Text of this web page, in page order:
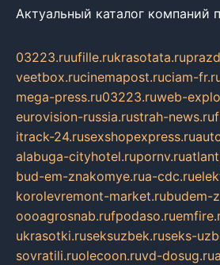
Актуальный каталог компаний
03223.ruufille.rukrasotata.ru
veetbox.rucinemapost.ruciam-
mega-press.ru03223.ruweb-
eurovision-russia.rustrah-news.ru
itrack-24.rusexshopexpress.ru
alabuga-cityhotel.rupornv.ru
bud-em-znakomye.rua-cdc.ru
korolevremont-market.rubudem-
oooagrosnab.rufpodaso.ru
ukrasotki.ruseksuzbek.ruseks-
sovratili.ruolecoon.ruvd-dosug.ru